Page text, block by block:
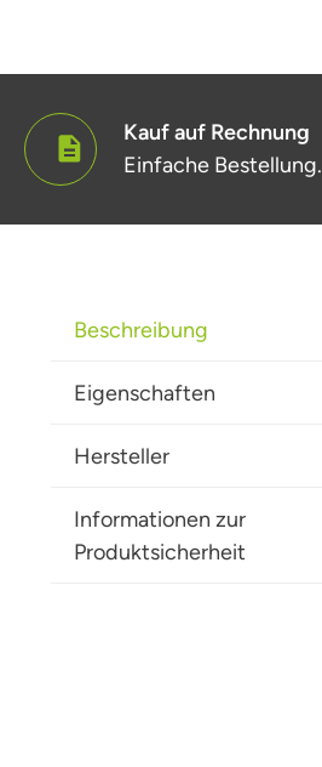
Kauf auf Rechnung
Einfache Bestellung.
Beschreibung
Eigenschaften
Hersteller
Informationen zur
Produktsicherheit